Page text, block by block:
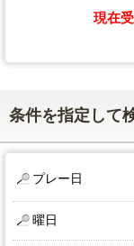
現在
条件を指定して
プレー日
曜日